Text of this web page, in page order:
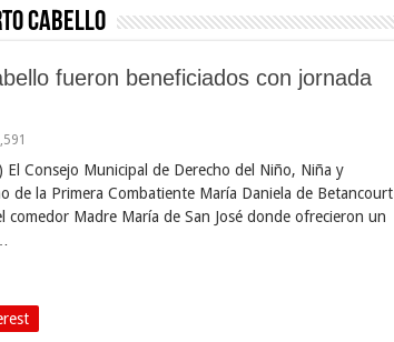
Cabello
fueron beneficiados con jornada
El Consejo Municipal de Derecho del Niño, Niña y
de la Primera Combatiente María Daniela de Betancourt
Madre María de San José donde ofrecieron un